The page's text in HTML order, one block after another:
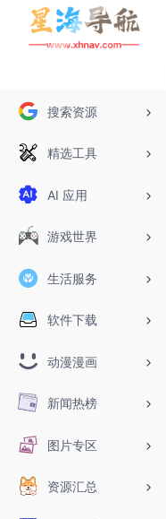
搜索资源
精选工具
AI 应用
游戏世界
生活服务
软件下载
动漫漫画
新闻热榜
图片专区
资源汇总